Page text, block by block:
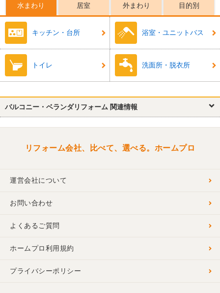
水まわり 居室 外まわり 目的別
キッチン・台所 浴室・ユニットバス
トイレ 洗面所・脱衣所
バルコニー・ベランダリフォーム 関連情報
リフォーム会社、比べて、選べる。ホームプロ
運営会社について
お問い合わせ
よくあるご質問
ホームプロ利用規約
プライバシーポリシー